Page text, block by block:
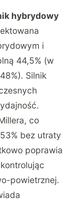
hybrydowy
i
44,5% (w
Silnik
co
bez utraty
poprawia
powietrznej.